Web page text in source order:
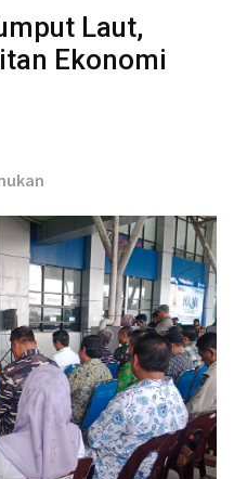
Laut,
Ekonomi